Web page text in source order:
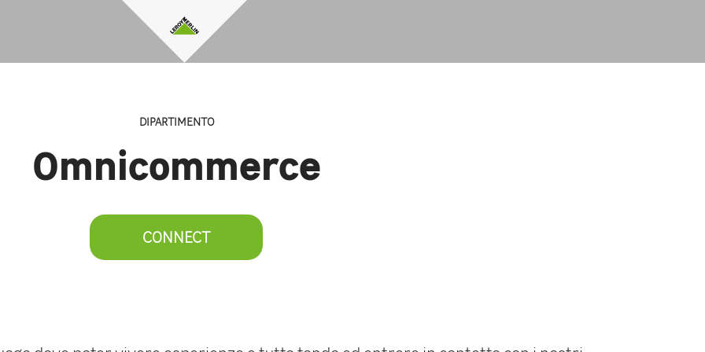
DIPARTIMENTO
Omnicommerce
CONNECT